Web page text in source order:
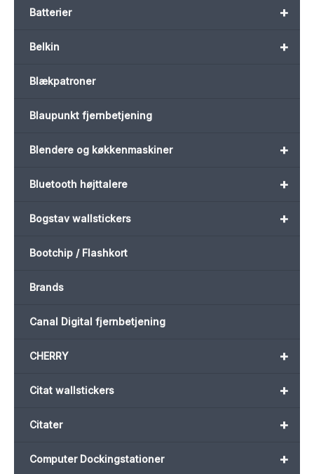
+
Batterier
+
Belkin
Blækpatroner
Blaupunkt fjernbetjening
+
Blendere og køkkenmaskiner
+
Bluetooth højttalere
+
Bogstav wallstickers
Bootchip / Flashkort
Brands
Canal Digital fjernbetjening
+
CHERRY
+
Citat wallstickers
+
Citater
+
Computer Dockingstationer